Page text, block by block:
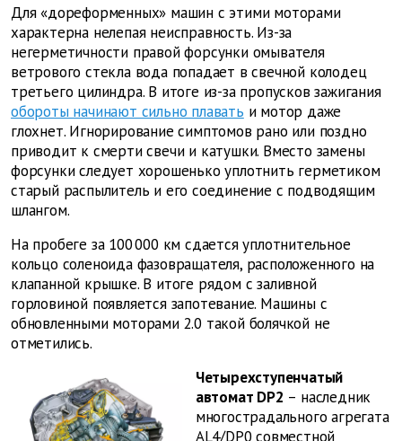
Для «дореформенных» машин с этими моторами
характерна нелепая неисправность. Из-за
негерметичности правой форсунки омывателя
ветрового стекла вода попадает в свечной колодец
третьего цилиндра. В итоге из-за пропусков зажигания
обороты начинают сильно плавать и мотор даже
глохнет. Игнорирование симптомов рано или поздно
приводит к смерти свечи и катушки. Вместо замены
форсунки следует хорошенько уплотнить герметиком
старый распылитель и его соединение с подводящим
шлангом.
На пробеге за 100 000 км сдается уплотнительное
кольцо соленоида фазовращателя, расположенного на
клапанной крышке. В итоге рядом с заливной
горловиной появляется запотевание. Машины с
обновленными моторами 2.0 такой болячкой не
отметились.
Четырехступенчатый
автомат DP2 – наследник
многострадального агрегата
AL4/DP0 совместной